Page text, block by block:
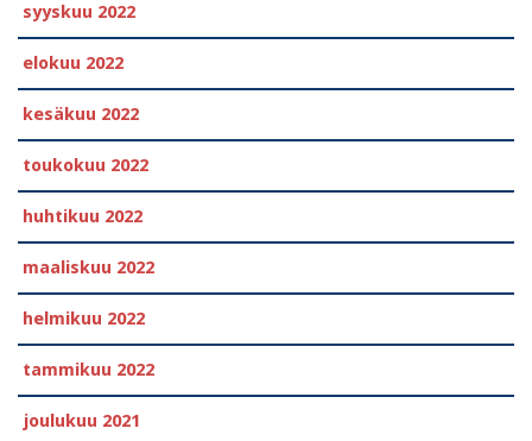
syyskuu 2022
elokuu 2022
kesäkuu 2022
toukokuu 2022
huhtikuu 2022
maaliskuu 2022
helmikuu 2022
tammikuu 2022
joulukuu 2021